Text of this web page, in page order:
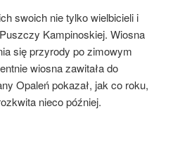
swoich nie tylko wielbicieli i
Kampinoskiej. Wiosna
się przyrody po zimowym
wiosna zawitała do
Opaleń pokazał, jak co roku,
nieco później.